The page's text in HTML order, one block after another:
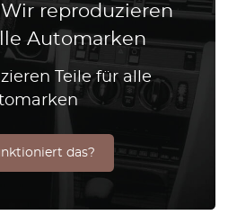
reproduzieren
Automarken
Teile für alle
das?